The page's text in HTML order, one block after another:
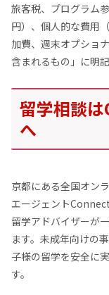
旅客税、プログラム
円）、個人的な費用
加費、週末オプショ
含まれるもの」に明
留学相談
へ
京都にある全国オン
エージェント
留学アドバイザーが
ます。未成年向けの
子様の留学を安全に
す。